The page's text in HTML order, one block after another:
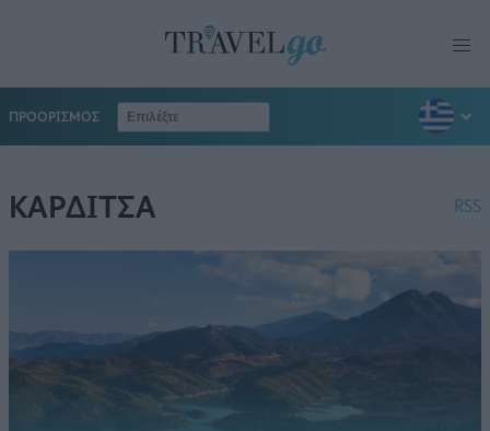
ΠΡΟΟΡΙΣΜΟΣ
ΚΑΡΔΙΤΣΑ RSS